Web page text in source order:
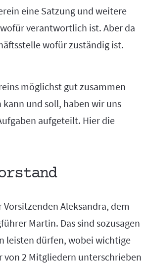
eine Satzung und weitere
verantwortlich ist. Aber da
wofür zuständig ist.
möglichst gut zusammen
und soll, haben wir uns
aufgeteilt. Hier die
Aleksandra, dem
Martin. Das sind sozusagen
leisten dürfen, wobei wichtige
2 Mitgliedern unterschrieben